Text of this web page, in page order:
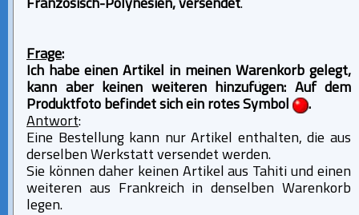
Französisch-Polynesien, versendet.
Frage:
Ich habe einen Artikel in meinen Warenkorb gelegt,
kann aber keinen weiteren hinzufügen: Auf dem
Produktfoto befindet sich ein rotes Symbol
.
Antwort:
Eine Bestellung kann nur Artikel enthalten, die aus
derselben Werkstatt versendet werden.
Sie können daher keinen Artikel aus Tahiti und einen
weiteren aus Frankreich in denselben Warenkorb
legen.